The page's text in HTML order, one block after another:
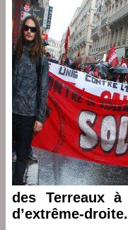
des Terreaux
d’extrême-droite.